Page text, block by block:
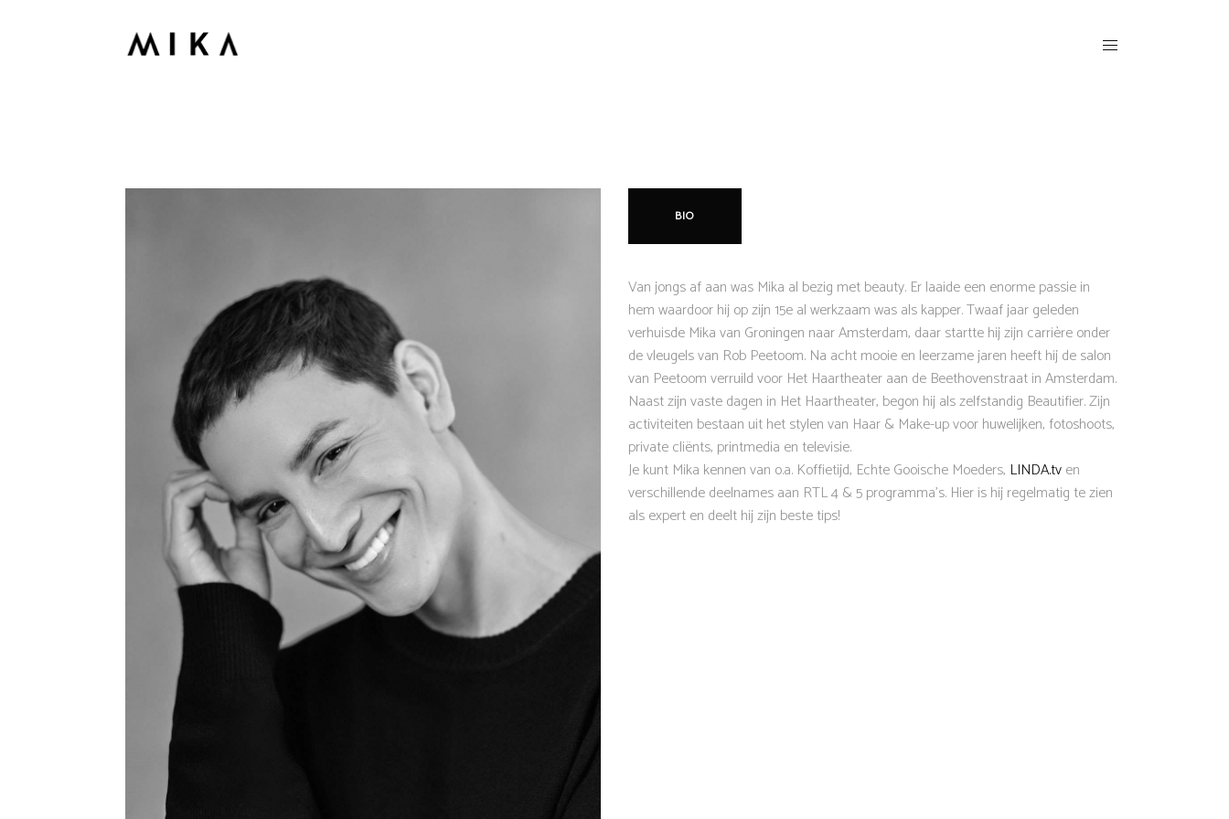
BIO
Van jongs af aan was Mika al bezig met beauty. Er laaide een enorme passie in
hem waardoor hij op zijn 15e al werkzaam was als kapper. Twaaf jaar geleden
verhuisde Mika van Groningen naar Amsterdam, daar startte hij zijn carrière onder
de vleugels van Rob Peetoom. Na acht mooie en leerzame jaren heeft hij de salon
van Peetoom verruild voor Het Haartheater aan de Beethovenstraat in Amsterdam.
Naast zijn vaste dagen in Het Haartheater, begon hij als zelfstandig Beautifier. Zijn
activiteiten bestaan uit het stylen van Haar & Make-up voor huwelijken, fotoshoots,
private cliënts, printmedia en televisie.
Je kunt Mika kennen van o.a. Koffietijd, Echte Gooische Moeders, LINDA.tven
verschillende deelnames aan RTL 4 & 5 programma’s. Hier is hij regelmatig te zien
als expert en deelt hij zijn beste tips!